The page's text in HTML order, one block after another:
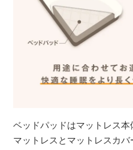
ベッドパッドはマットレス本
マットレスとマットレスカバ